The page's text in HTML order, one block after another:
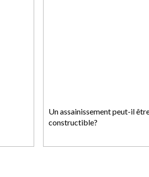
Un assainissement peut-il
constructible?